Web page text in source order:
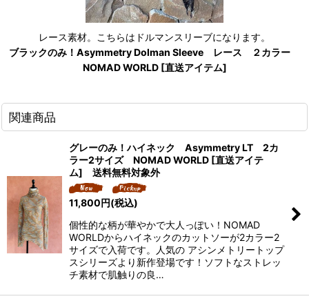
レース素材。こちらはドルマンスリーブになります。
ブラックのみ！Asymmetry Dolman Sleeve レース ２カラー
NOMAD WORLD [直送アイテム]
関連商品
グレーのみ！ハイネック Asymmetry LT 2カ
ラー2サイズ NOMAD WORLD [直送アイテ
ム] 送料無料対象外
11,800円(税込)
個性的な柄が華やかで大人っぽい！NOMAD
WORLDからハイネックのカットソーが2カラー2
サイズで入荷です。人気の アシンメトリートップ
スシリーズより新作登場です！ソフトなストレッ
チ素材で肌触りの良…